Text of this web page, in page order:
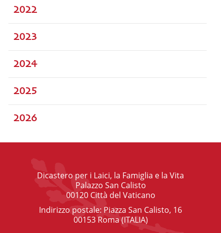
2022
2023
2024
2025
2026
Dicastero per i Laici, la Famiglia e la Vita
Palazzo San Calisto
00120 Città del Vaticano
Indirizzo postale: Piazza San Calisto, 16
00153 Roma (ITALIA)